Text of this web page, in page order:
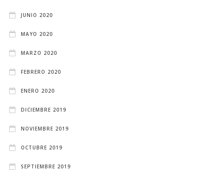
JUNIO 2020
MAYO 2020
MARZO 2020
FEBRERO 2020
ENERO 2020
DICIEMBRE 2019
NOVIEMBRE 2019
OCTUBRE 2019
SEPTIEMBRE 2019